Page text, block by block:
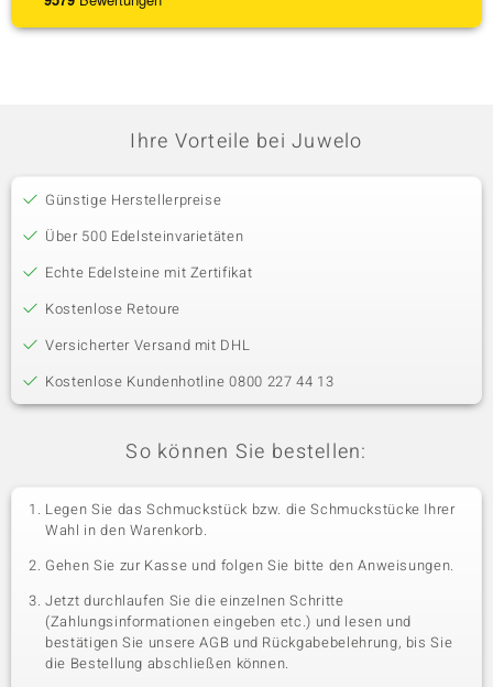
Ihre Vorteile bei Juwelo
Günstige Herstellerpreise
Über 500 Edelsteinvarietäten
Echte Edelsteine mit Zertifikat
Kostenlose Retoure
Versicherter Versand mit DHL
Kostenlose Kundenhotline 0800 227 44 13
So können Sie bestellen:
Legen Sie das Schmuckstück bzw. die Schmuckstücke Ihrer
Wahl in den Warenkorb.
Gehen Sie zur Kasse und folgen Sie bitte den Anweisungen.
Jetzt durchlaufen Sie die einzelnen Schritte
(Zahlungsinformationen eingeben etc.) und lesen und
bestätigen Sie unsere AGB und Rückgabebelehrung, bis Sie
die Bestellung abschließen können.